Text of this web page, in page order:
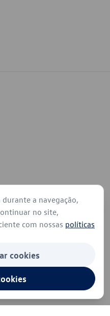
a navegação,
no site,
com nossas políticas
cookies